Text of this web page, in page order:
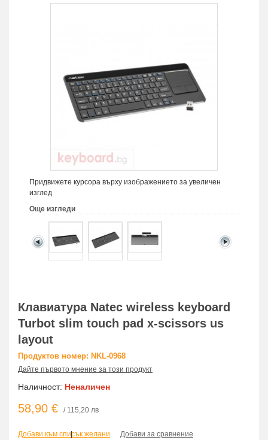
Придвижете курсора върху изображението за увеличен
изглед
Още изгледи
Клавиатура Natec wireless keyboard
Turbot slim touch pad x-scissors us
layout
Продуктов номер: NKL-0968
Дайте първото мнение за този продукт
Наличност: Неналичен
58,90 € / 115,20 лв
Добави към списък желани
| Добави за сравнение